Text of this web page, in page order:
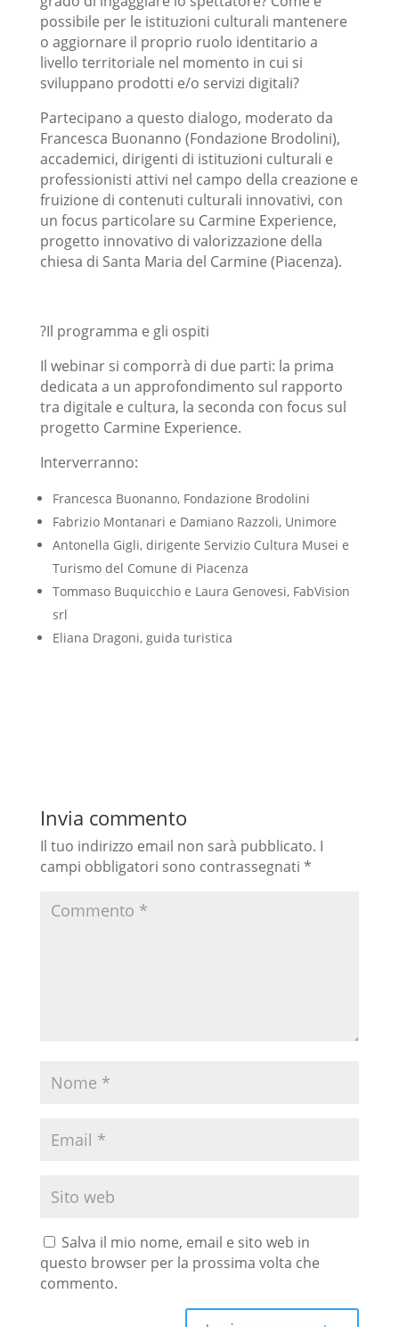
possibile per le istituzioni culturali mantenere
o aggiornare il proprio ruolo identitario a
livello territoriale nel momento in cui si
sviluppano prodotti e/o servizi digitali?
Partecipano a questo dialogo, moderato da
Francesca Buonanno (Fondazione Brodolini),
accademici, dirigenti di istituzioni culturali e
professionisti attivi nel campo della creazione e
fruizione di contenuti culturali innovativi, con
un focus particolare su Carmine Experience,
progetto innovativo di valorizzazione della
chiesa di Santa Maria del Carmine (Piacenza).
?Il programma e gli ospiti
Il webinar si comporrà di due parti: la prima
dedicata a un approfondimento sul rapporto
tra digitale e cultura, la seconda con focus sul
progetto Carmine Experience.
Interverranno:
Francesca Buonanno, Fondazione Brodolini
Fabrizio Montanari e Damiano Razzoli, Unimore
Antonella Gigli, dirigente Servizio Cultura Musei e
Turismo del Comune di Piacenza
Tommaso Buquicchio e Laura Genovesi, FabVision
srl
Eliana Dragoni, guida turistica
Invia commento
Il tuo indirizzo email non sarà pubblicato. I
campi obbligatori sono contrassegnati *
Salva il mio nome, email e sito web in
questo browser per la prossima volta che
commento.